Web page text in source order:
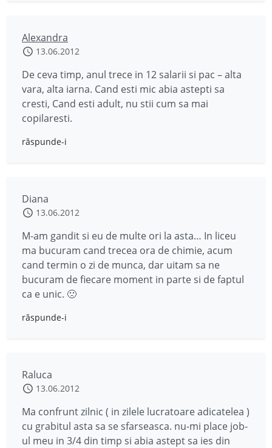
Alexandra
13.06.2012
De ceva timp, anul trece in 12 salarii si pac – alta
vara, alta iarna. Cand esti mic abia astepti sa
cresti, Cand esti adult, nu stii cum sa mai
copilaresti.
răspunde-i
Diana
13.06.2012
M-am gandit si eu de multe ori la asta… In liceu
ma bucuram cand trecea ora de chimie, acum
cand termin o zi de munca, dar uitam sa ne
bucuram de fiecare moment in parte si de faptul
ca e unic. 🙁
răspunde-i
Raluca
13.06.2012
Ma confrunt zilnic ( in zilele lucratoare adicatelea )
cu grabitul asta sa se sfarseasca. nu-mi place job-
ul meu in 3/4 din timp si abia astept sa ies din